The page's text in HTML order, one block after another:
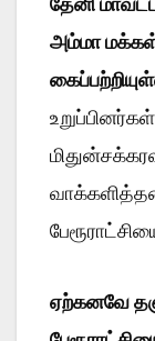
அம்மா
ஏற்கனவே